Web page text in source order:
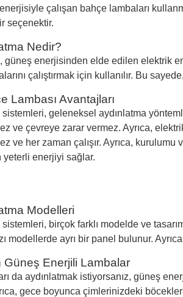
çalışan bahçe lambaları
seçenektir.
Nedir?
güneş enerjisinden elde edilen elektrik
çalıştırmak için kullanılır. Bu
Lambası Avantajları
geleneksel aydınlatma
ve çevreye zarar vermez. Ayrıca,
ve her zaman çalışır. Ayrıca,
yeterli enerjiyi sağlar.
Modelleri
birçok farklı modelde ve
modellerde ayrı bir panel bulunur.
Güneş Enerjili Lambalar
da aydınlatmak istiyorsanız, güneş
gece boyunca çimlerinizdeki